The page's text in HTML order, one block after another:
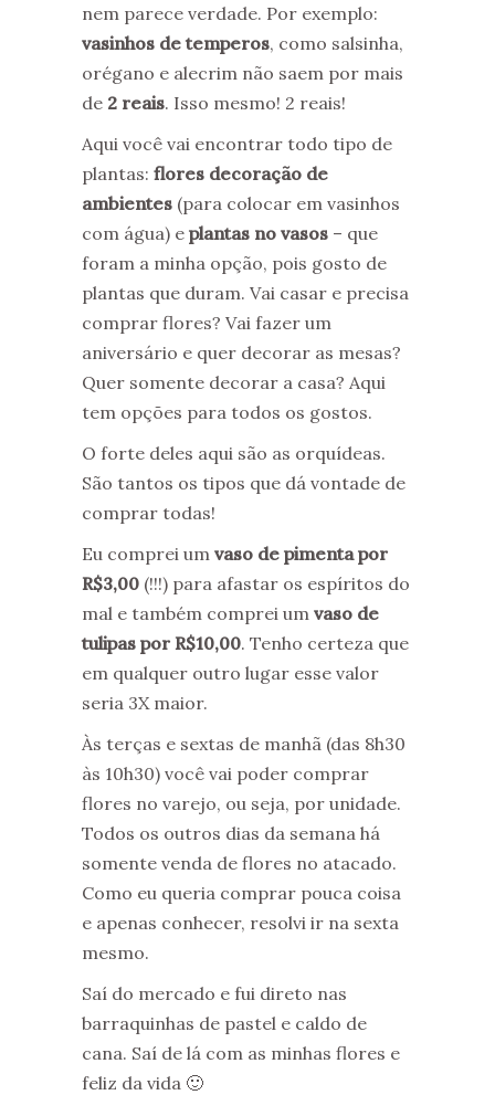
nem parece verdade. Por exemplo:
vasinhos de temperos, como salsinha,
orégano e alecrim não saem por mais
de 2 reais. Isso mesmo! 2 reais!
Aqui você vai encontrar todo tipo de
plantas: flores decoração de
ambientes (para colocar em vasinhos
com água) e plantas no vasos – que
foram a minha opção, pois gosto de
plantas que duram. Vai casar e precisa
comprar flores? Vai fazer um
aniversário e quer decorar as mesas?
Quer somente decorar a casa? Aqui
tem opções para todos os gostos.
O forte deles aqui são as orquídeas.
São tantos os tipos que dá vontade de
comprar todas!
Eu comprei um vaso de pimenta por
R$3,00 (!!!) para afastar os espíritos do
mal e também comprei um vaso de
tulipas por R$10,00. Tenho certeza que
em qualquer outro lugar esse valor
seria 3X maior.
Às terças e sextas de manhã (das 8h30
às 10h30) você vai poder comprar
flores no varejo, ou seja, por unidade.
Todos os outros dias da semana há
somente venda de flores no atacado.
Como eu queria comprar pouca coisa
e apenas conhecer, resolvi ir na sexta
mesmo.
Saí do mercado e fui direto nas
barraquinhas de pastel e caldo de
cana. Saí de lá com as minhas flores e
feliz da vida 🙂